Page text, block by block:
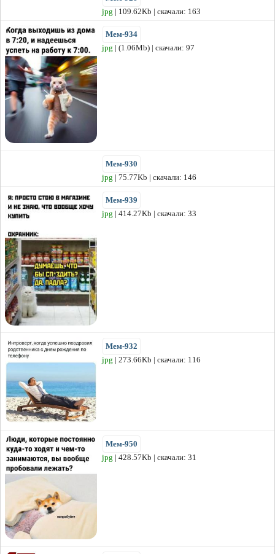
jpg | 109.62Kb | скачали: 163
Мем-934
jpg | (1.06Mb) | скачали: 97
Мем-930
jpg | 75.77Kb | скачали: 146
Мем-939
jpg | 414.27Kb | скачали: 33
Мем-932
jpg | 273.66Kb | скачали: 116
Мем-950
jpg | 428.57Kb | скачали: 31